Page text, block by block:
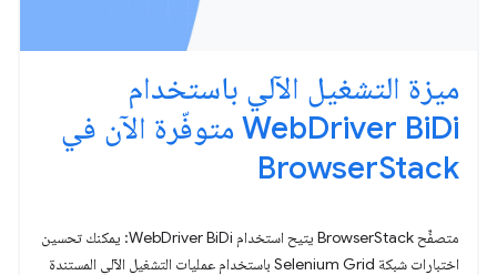
ميزة التشغيل الآلي باستخدام
WebDriver BiDi متوفّرة الآن في
BrowserStack
متصفِّح BrowserStack يتيح استخدام WebDriver BiDi: يمكنك تحسين
اختبارات شبكة Selenium Grid باستخدام عمليات التشغيل الآلي المستندة